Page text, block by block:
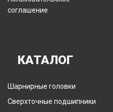
соглашение
КАТАЛОГ
Шарнирные головки
Сверхточные подшипники